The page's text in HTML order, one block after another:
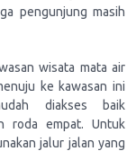
pengunjung masih
wisata mata air
ke kawasan ini
diakses baik
roda empat. Untuk
jalur jalan yang